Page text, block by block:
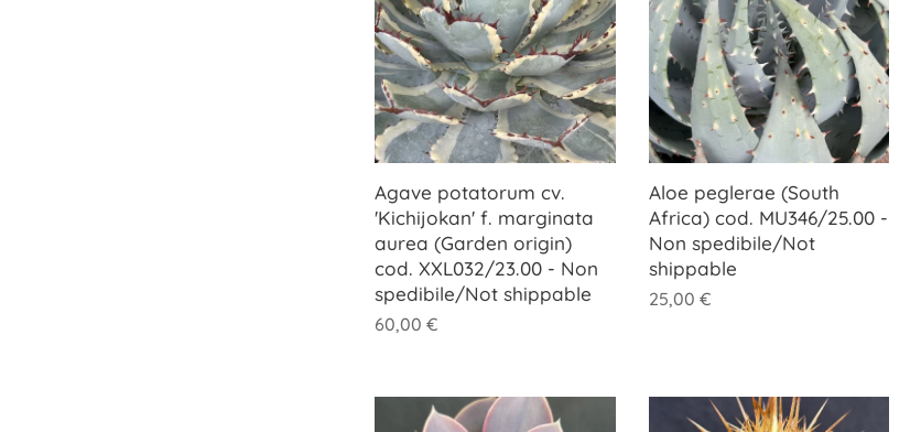
Agave potatorum cv.
'Kichijokan' f. marginata
aurea (Garden origin)
cod. XXL032/23.00 - Non
spedibile/Not shippable
60,00 €
Aloe peglerae (South
Africa) cod. MU346/25.00 -
Non spedibile/Not
shippable
25,00 €